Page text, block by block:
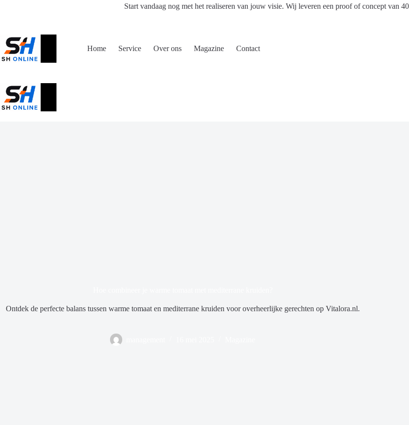
Start vandaag nog met het realiseren van jouw visie. Wij leveren een proof of concept van
Home Service Over ons Magazine Contact
Ontdek de perfecte balans tussen warme tomaat en mediterrane kruiden voor overheerlijke gerechten op Vitalora.nl.